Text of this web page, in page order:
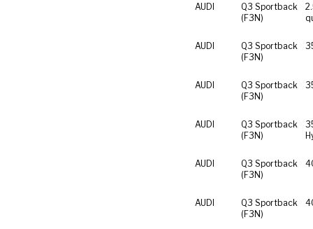
AUDI
Q3 Sportback
(F3N)
AUDI
Q3 Sportback
(F3N)
AUDI
Q3 Sportback
(F3N)
AUDI
Q3 Sportback
(F3N)
AUDI
Q3 Sportback
(F3N)
AUDI
Q3 Sportback
(F3N)